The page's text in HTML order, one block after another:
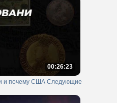
00:26:23
и почему США Следующие